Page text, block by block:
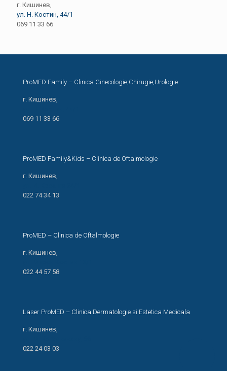
г. Кишинев,
ул. Н. Костин, 44/1
069 11 33 66
ProMED Family – Clinica Ginecologie,Chirugie,Urologie
г. Кишинев,
069 11 33 66
ProMED Family&Kids – Clinica de Oftalmologie
г. Кишинев,
022 74 34 13
ProMED – Clinica de Oftalmologie
г. Кишинев,
022 44 57 58
Laser ProMED – Clinica Dermatologie si Estetica Medicala
г. Кишинев,
022 24 03 03